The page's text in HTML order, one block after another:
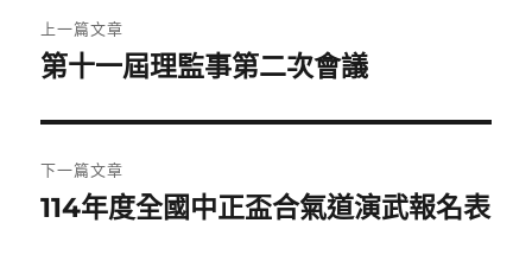
章
覽
上一篇文章
上
篇
文
章:
第十一屆理監事第二次會議
下一篇文章
下
114年度全國中正盃合氣道演武報名表